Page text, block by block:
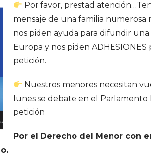
Por favor, prestad
mensaje de una familia
nos piden ayuda para difundir una
Europa y nos piden ADHESIONES
petición.
Nuestros menores necesitan
lunes se debate en el Parlamento
petición
Por el Derecho del Menor con